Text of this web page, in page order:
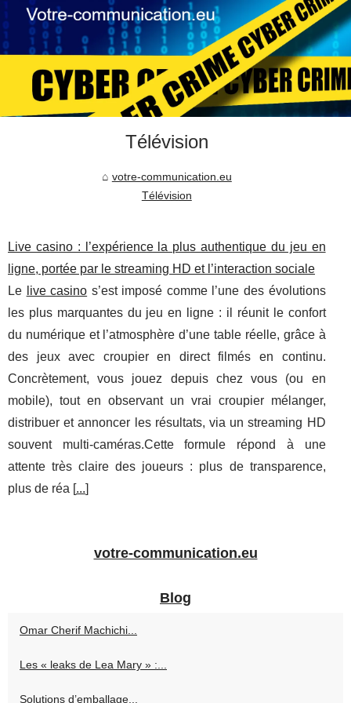
Télévision
votre-communication.eu
Télévision
Live casino : l’expérience la plus authentique du jeu en
ligne, portée par le streaming HD et l’interaction sociale
Le
live casino s’est imposé comme l’une des évolutions
les plus marquantes du jeu en ligne : il réunit le confort
du numérique et l’atmosphère d’une table réelle, grâce à
des jeux avec croupier en direct filmés en continu.
Concrètement, vous jouez depuis chez vous (ou en
mobile), tout en observant un vrai croupier mélanger,
distribuer et annoncer les résultats, via un streaming HD
souvent multi-caméras.Cette formule répond à une
attente très claire des joueurs : plus de transparence,
plus de réa [...]
votre-communication.eu
Blog
Omar Cherif Machichi...
Les « leaks de Lea Mary » :...
Solutions d’emballage...